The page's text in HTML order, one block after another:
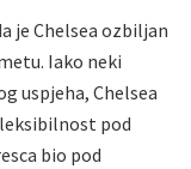
je Chelsea ozbiljan
Iako neki
uspjeha, Chelsea
pod
bio pod